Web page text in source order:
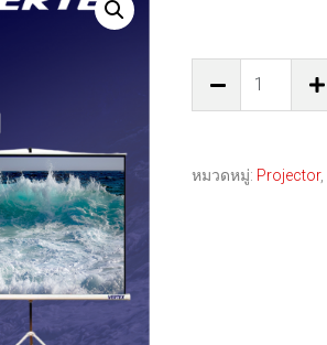
หมวดหมู่: Projector,